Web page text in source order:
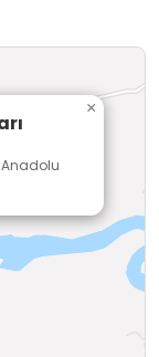
Anadolu
×